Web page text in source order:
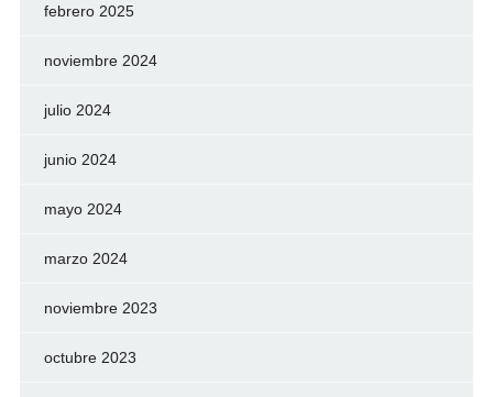
febrero 2025
noviembre 2024
julio 2024
junio 2024
mayo 2024
marzo 2024
noviembre 2023
octubre 2023